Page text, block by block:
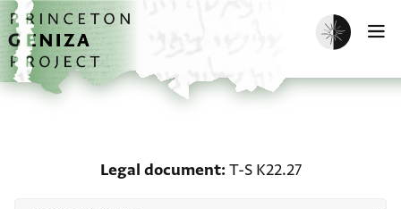
Skip to main content
home
Enable dark
Legal document T-S K22.27